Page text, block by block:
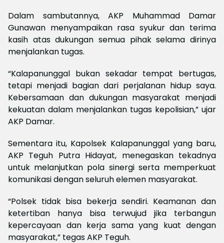
Dalam sambutannya, AKP Muhammad Damar
Gunawan menyampaikan rasa syukur dan terima
kasih atas dukungan semua pihak selama dirinya
menjalankan tugas.
“Kalapanunggal bukan sekadar tempat bertugas,
tetapi menjadi bagian dari perjalanan hidup saya.
Kebersamaan dan dukungan masyarakat menjadi
kekuatan dalam menjalankan tugas kepolisian,” ujar
AKP Damar.
Sementara itu, Kapolsek Kalapanunggal yang baru,
AKP Teguh Putra Hidayat, menegaskan tekadnya
untuk melanjutkan pola sinergi serta memperkuat
komunikasi dengan seluruh elemen masyarakat.
“Polsek tidak bisa bekerja sendiri. Keamanan dan
ketertiban hanya bisa terwujud jika terbangun
kepercayaan dan kerja sama yang kuat dengan
masyarakat,” tegas AKP Teguh.